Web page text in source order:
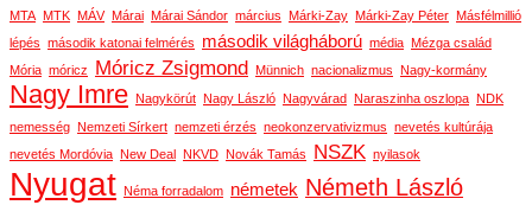
MTA MTK MÁV Márai Márai Sándor március Márki-Zay Márki-Zay Péter Másfélmillió
lépés második katonai felmérés második világháború média Mézga család
Mória móricz Móricz Zsigmond Münnich nacionalizmus Nagy-kormány
Nagy Imre Nagykörút Nagy László Nagyvárad Naraszinha oszlopa NDK
nemesség Nemzeti Sírkert nemzeti érzés neokonzervativizmus nevetés kultúrája
nevetés Mordóvia New Deal NKVD Novák Tamás NSZK nyilasok
Nyugat Néma forradalom németek Németh László